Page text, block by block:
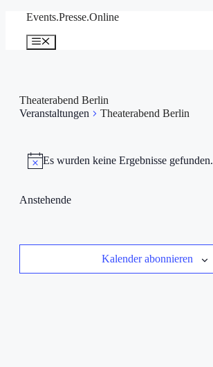
springen
Events.Presse.Online
Menü
Theaterabend Berlin
Veranstaltungen
Theaterabend Berlin
Hinweis
Es wurden keine Ergebnisse gefunden.
Anstehende
Kalender abonnieren